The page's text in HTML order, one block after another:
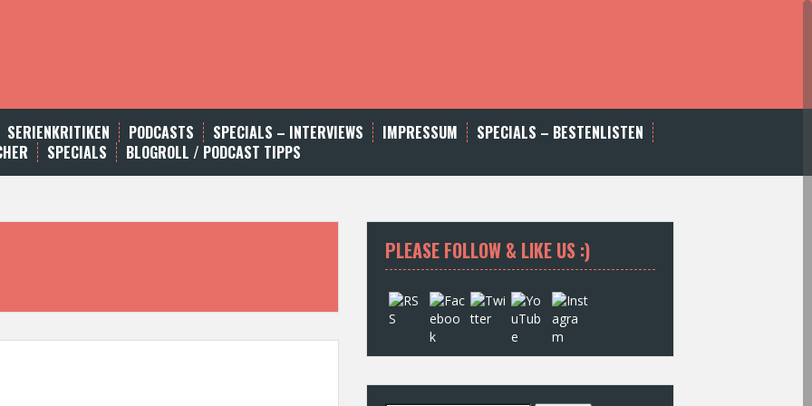
SERIENKRITIKEN PODCASTS SPECIALS – INTERVIEWS IMPRESSUM
SPECIALS – BESTENLISTEN
SPECIALS BLOGROLL / PODCAST TIPPS
PLEASE FOLLOW & LIKE US :)